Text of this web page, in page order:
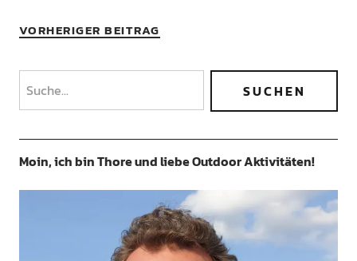
VORHERIGER BEITRAG
Moin, ich bin Thore und liebe Outdoor Aktivitäten!